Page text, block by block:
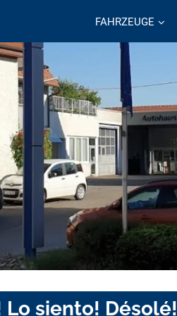
FAHRZEUGE
siento! Désolé!